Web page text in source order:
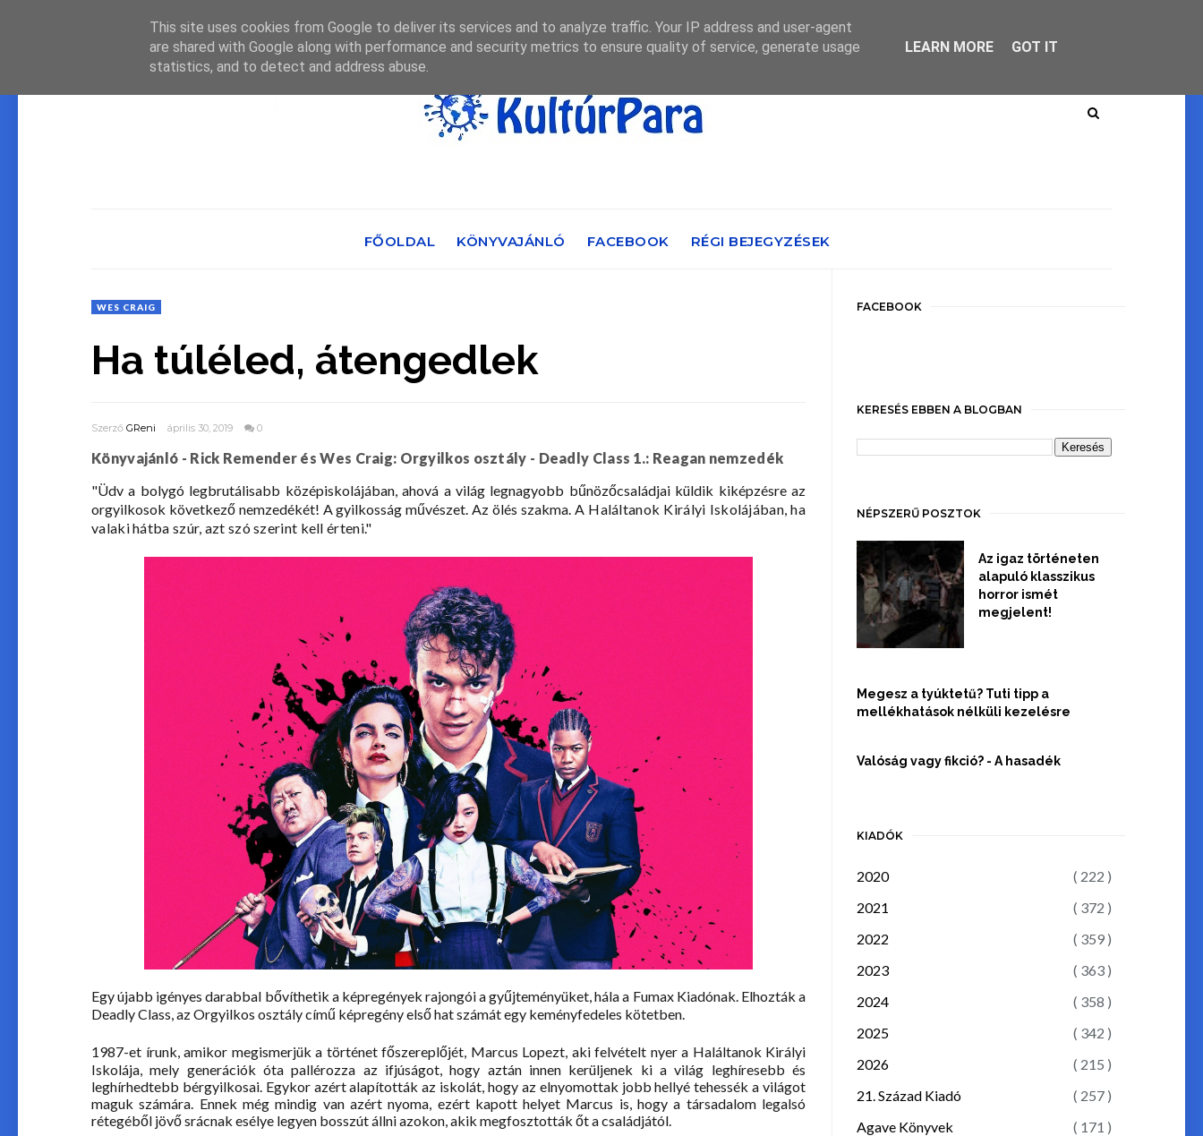
FŐOLDAL KÖNYVAJÁNLÓ FACEBOOK RÉGI BEJEGYZÉSEK
WES CRAIG
Ha túléled, átengedlek
Szerző GReni április 30, 2019 0
Könyvajánló - Rick Remender és Wes Craig: Orgyilkos osztály - Deadly Class 1.: Reagan nemzedék
"Üdv a bolygó legbrutálisabb középiskolájában, ahová a világ legnagyobb bűnözőcsaládjai küldik kiképzésre az
orgyilkosok következő nemzedékét! A gyilkosság művészet. Az ölés szakma.A Haláltanok Királyi Iskolájában, ha
valaki hátba szúr, azt szó szerint kell érteni."
Egy újabb igényes darabbal bővíthetik a képregények rajongói a gyűjteményüket, hála a Fumax Kiadónak. Elhozták a
Deadly Class, az Orgyilkos osztály című képregény első hat számát egy keményfedeles kötetben.
1987-et írunk, amikor megismerjük a történet főszereplőjét, Marcus Lopezt, aki felvételt nyer a Haláltanok Királyi
Iskolája, mely generációk óta pallérozza az ifjúságot, hogy aztán innen kerüljenek ki a világ leghíresebb és
leghírhedtebb bérgyilkosai. Egykor azért alapították az iskolát, hogy az elnyomottak jobb hellyé tehessék a világot
maguk számára. Ennek még mindig van azért nyoma, ezért kapott helyet Marcus is, hogy a társadalom legalsó
rétegéből jövő srácnak esélye legyen bosszút állni azokon, akik megfosztották őt a családjától.
FACEBOOK
KERESÉS EBBEN A BLOGBAN
NÉPSZERŰ POSZTOK
Az igaz történeten
alapuló klasszikus
horror ismét
megjelent!
Megesz a tyúktetű? Tuti tipp a
mellékhatások nélküli kezelésre
Valóság vagy fikció? - A hasadék
KIADÓK
2020
( 222 )
2021
( 372 )
2022
( 359 )
2023
( 363 )
2024
( 358 )
2025
( 342 )
2026
( 215 )
21. Század Kiadó
( 257 )
Agave Könyvek
( 171 )
This site uses cookies from Google to deliver its services and to analyze traffic. Your IP address and user-agent
are shared with Google along with performance and security metrics to ensure quality of service, generate usage
statistics, and to detect and address abuse.
LEARN MORE GOT IT